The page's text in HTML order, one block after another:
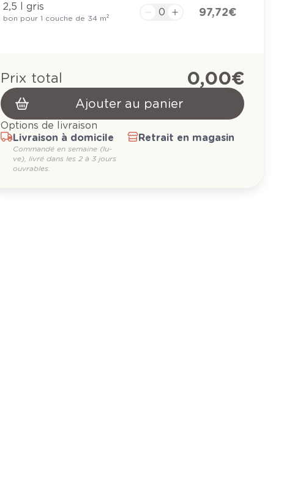
2,5 l gris
bon pour 1 couche de 34 m² 97,72 €
Prix total 0,00 €
Ajouter au panier
Options de livraison
Livraison à domicile
Commandé en semaine (lu-
ve), livré dans les 2 à 3 jours
ouvrables.
Retrait en magasin